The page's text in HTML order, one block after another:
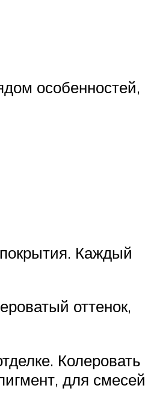
особенностей,
Каждый
оттенок,
Колеровать
для смесей